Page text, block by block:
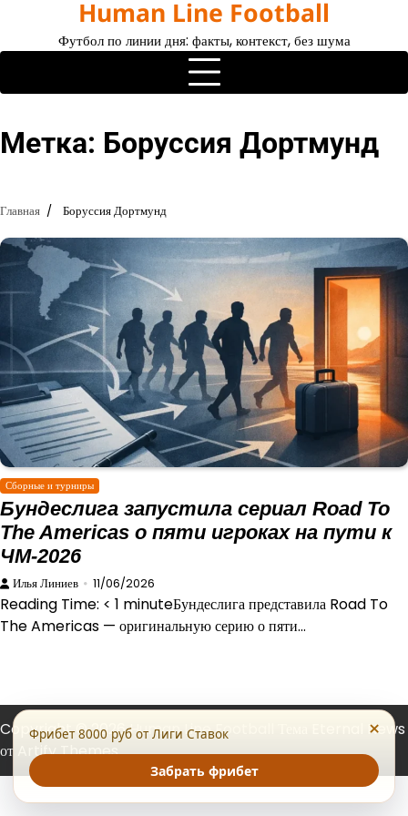
содержимому
Human Line Football
Футбол по линии дня: факты, контекст, без шума
Метка: Боруссия Дортмунд
Главная Боруссия Дортмунд
Сборные и турниры
Бундеслига запустила сериал Road To
The Americas о пяти игроках на пути к
ЧМ-2026
Илья Линиев 11/06/2026
Reading Time: < 1 minuteБундеслига представила Road To
The Americas — оригинальную серию о пяти…
Copyright © 2026Human Line Football
Тема Eternal News
от
Artify Themes.
×
Фрибет 8000 руб от Лиги Ставок
Забрать фрибет